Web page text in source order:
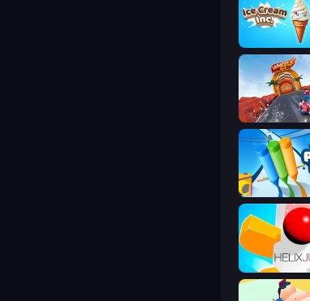
Ice Cream Inc.
WheelX Race
Pencil Rush
Helix Jump